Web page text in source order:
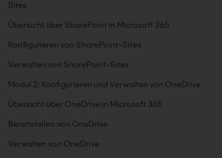
Sites
Übersicht über SharePoint in Microsoft 365
Konfigurieren von SharePoint-Sites
Verwalten von SharePoint-Sites
Modul 2: Konfigurieren und Verwalten von OneDrive
Übersicht über OneDrive in Microsoft 365
Bereitstellen von OneDrive
Verwalten von OneDrive